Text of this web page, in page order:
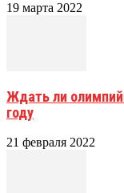
19 марта 2022
Ждать ли
году
21 февраля 2022